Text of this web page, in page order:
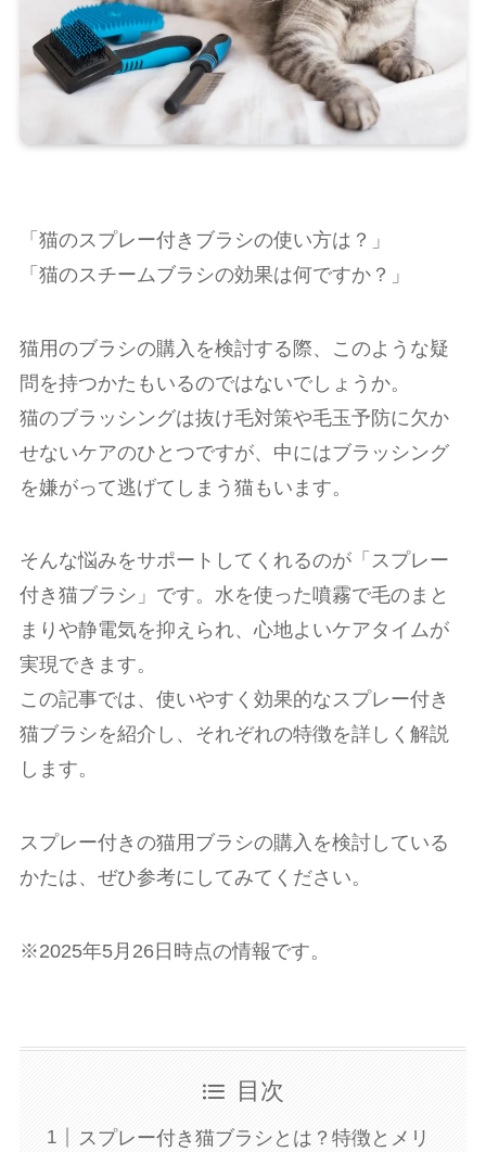
「猫のスプレー付きブラシの使い方は？」
「猫のスチームブラシの効果は何ですか？」
猫用のブラシの購入を検討する際、このような疑
問を持つかたもいるのではないでしょうか。
猫のブラッシングは抜け毛対策や毛玉予防に欠か
せないケアのひとつですが、中にはブラッシング
を嫌がって逃げてしまう猫もいます。
そんな悩みをサポートしてくれるのが「スプレー
付き猫ブラシ」です。水を使った噴霧で毛のまと
まりや静電気を抑えられ、心地よいケアタイムが
実現できます。
この記事では、使いやすく効果的なスプレー付き
猫ブラシを紹介し、それぞれの特徴を詳しく解説
します。
スプレー付きの猫用ブラシの購入を検討している
かたは、ぜひ参考にしてみてください。
※2025年5月26日時点の情報です。
目次
スプレー付き猫ブラシとは？特徴とメリ